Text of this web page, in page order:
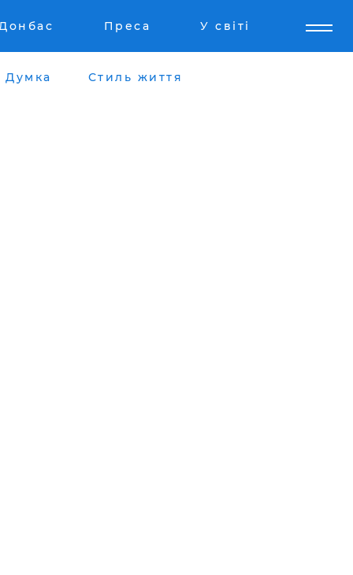
Преса У світі
Думка Стиль життя